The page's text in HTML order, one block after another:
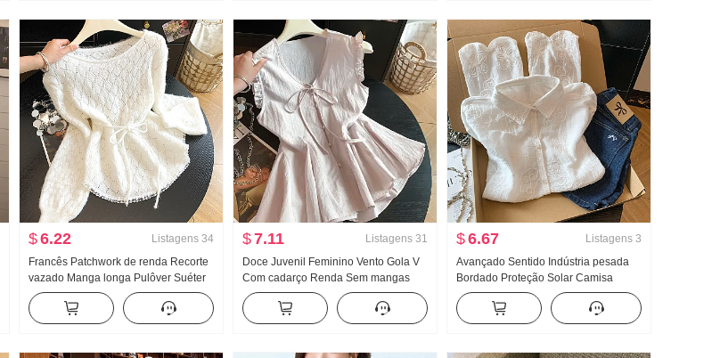
$6.22 Listagens 34
Francês Patchwork de renda Recorte
vazado Manga longa Pulôver Suéter
de Malha Feminino Início do outono
Novo Wen Suave Ceroso Cintura
ajustada Gás estrangeiro Top
$7.11 Listagens 31
Doce Juvenil Feminino Vento Gola V
Com cadarço Renda Sem mangas
Camisa de boneca Feminino Verão
Design Sentido Solto A palavra Folha
de lótus Saias Regata
$6.67 Listagens 3
Avançado Sentido Indústria pesada
Bordado Proteção Solar Camisa
feminino Verão Modelo fino 2026
Novo Solto Redução da idade Fora
Pegue Manga longa Top